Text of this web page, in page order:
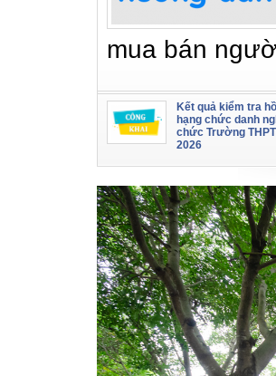
mua bán
Kết quả kiểm tra
hạng chức danh
chức Trường
2026